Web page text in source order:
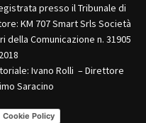
presso il Tribunale di
KM 707 Smart Srls Società
Comunicazione n. 31905
Ivano Rolli – Direttore
Saracino
Cookie Policy